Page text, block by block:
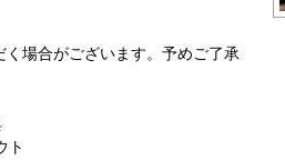
場合がございます。予めご了承
ト